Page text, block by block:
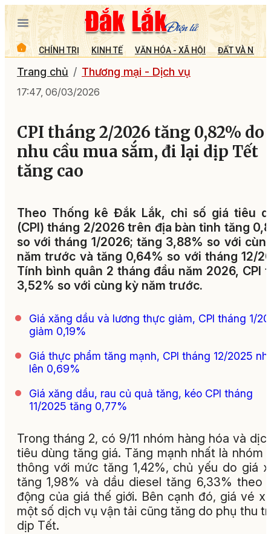
CHÍNH TRỊ KINH TẾ VĂN HÓA - XÃ HỘI ĐẤT VÀ
Trang chủ Thương mại - Dịch vụ
17:47, 06/03/2026
CPI tháng 2/2026 tăng 0,82% do
nhu cầu mua sắm, đi lại dịp Tết
tăng cao
Theo Thống kê Đắk Lắk, chỉ số giá tiêu
(CPI) tháng 2/2026 trên địa bàn tỉnh tăng
so với tháng 1/2026; tăng 3,88% so với
năm trước và tăng 0,64% so với tháng 12/
Tính bình quân 2 tháng đầu năm 2026, CPI
3,52% so với cùng kỳ năm trước.
Giá xăng dầu và lương thực giảm, CPI tháng 1/
giảm 0,19%
Giá thực phẩm tăng mạnh, CPI tháng 12/2025
lên 0,69%
Giá xăng dầu, rau củ quả tăng, kéo CPI tháng
11/2025 tăng 0,77%
Trong tháng 2, có 9/11 nhóm hàng hóa và
tiêu dùng tăng giá. Tăng mạnh nhất là nhóm
thông với mức tăng 1,42%, chủ yếu do giá
tăng 1,98% và dầu diesel tăng 6,33% theo
động của giá thế giới. Bên cạnh đó, giá vé
một số dịch vụ vận tải cũng tăng do phụ thu
dịp Tết.